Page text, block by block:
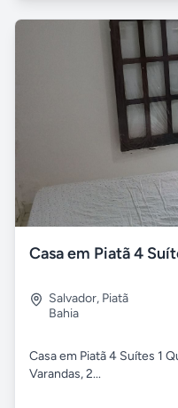
Salvador, Piatã
Bahia
Casa em Piatã 4 Suítes 1
Varandas, 2...